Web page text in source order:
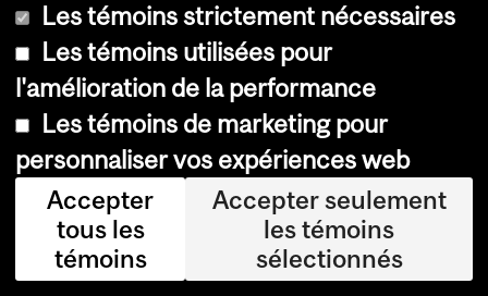
vai
n
Ch
arl
eb
ois
ch
Les témoins strictement nécessaires
Les témoins utilisées pour
l'amélioration de la performance
Les témoins de marketing pour
personnaliser vos expériences web
Accepter
tous les
témoins
Accepter seulement
les témoins
sélectionnés